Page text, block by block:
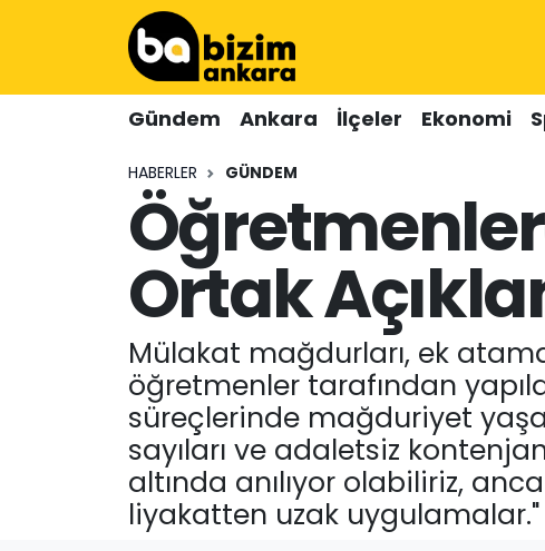
Gündem Ankara İlçeler Ekonomi
HABERLER GÜNDEM
Ortak
Mülakat mağdurları, ek
öğretmenler tarafından
süreçlerinde mağduriyet
sayıları ve adaletsiz
altında anılıyor olabiliriz,
liyakatten uzak
Hava Durumu
Süper Lig Puan Durumu ve Fikstür
Tüm Manşetler
Son Dakika Haberleri
Haber Arşivi